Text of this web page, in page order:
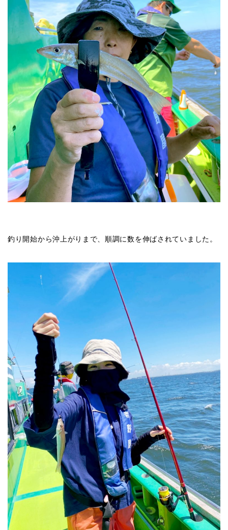
釣り開始から沖上がりまで、順調に数を伸ばされていました。